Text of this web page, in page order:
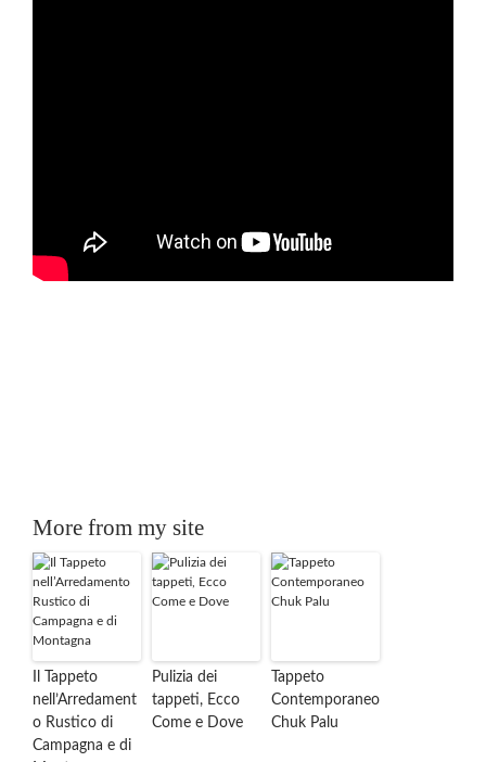
More from my site
Il Tappeto
nell’Arredament
o Rustico di
Campagna e di
Pulizia dei
tappeti, Ecco
Come e Dove
Tappeto
Contemporaneo
Chuk Palu